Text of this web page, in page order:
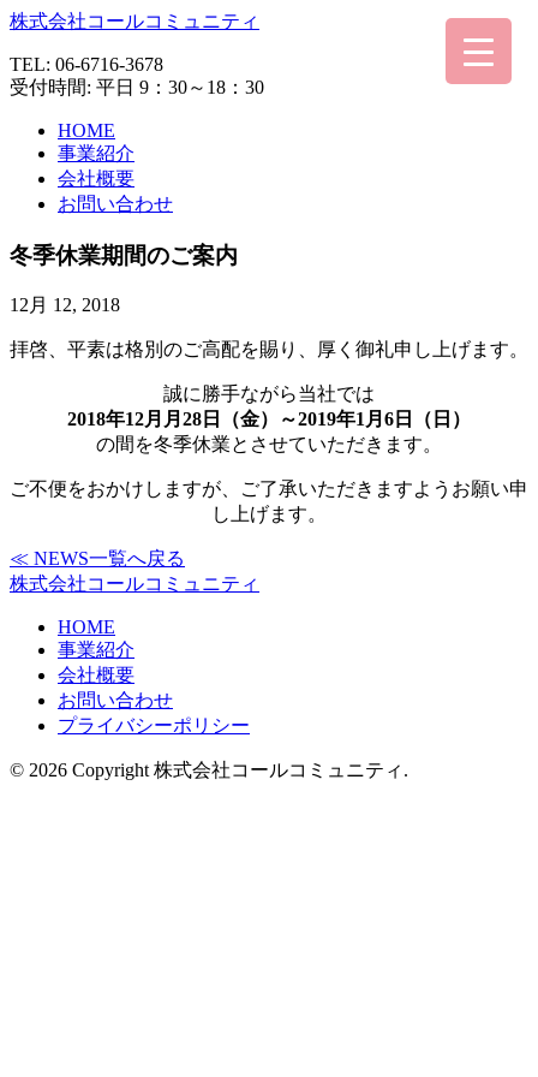
株式会社コールコミュニティ
TEL: 06-6716-3678
受付時間: 平日 9：30～18：30
HOME
事業紹介
会社概要
お問い合わせ
冬季休業期間のご案内
12月 12, 2018
拝啓、平素は格別のご高配を賜り、厚く御礼申し上げます。
誠に勝手ながら当社では
2018年12月月28日（金）～2019年1月6日（日）
の間を冬季休業とさせていただきます。
ご不便をおかけしますが、ご了承いただきますようお願い申
し上げます。
≪ NEWS一覧へ戻る
株式会社コールコミュニティ
HOME
事業紹介
会社概要
お問い合わせ
プライバシーポリシー
© 2026 Copyright 株式会社コールコミュニティ.